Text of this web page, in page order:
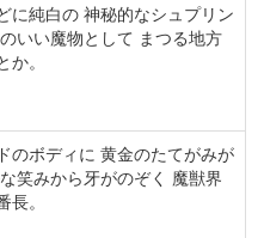
に純白の 神秘的なシュプリン
いい魔物として まつる地方
か。
のボディに 黄金のたてがみが
笑みから牙がのぞく 魔獣界
。